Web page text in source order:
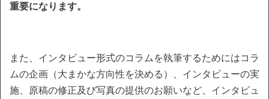
重要になります。
また、インタビュー形式のコラムを執筆するためにはコラ
ムの企画（大まかな方向性を決める）、インタビューの実
施、原稿の修正及び写真の提供のお願いなど、インタビュ